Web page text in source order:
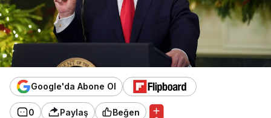
Google'da Abone Ol
0 Paylaş Beğen